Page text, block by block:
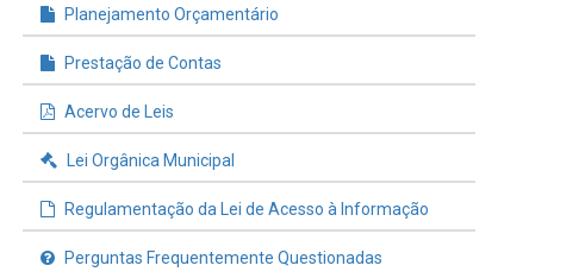
Planejamento Orçamentário
Prestação de Contas
Acervo de Leis
Lei Orgânica Municipal
Regulamentação da Lei de Acesso à Informação
Perguntas Frequentemente Questionadas